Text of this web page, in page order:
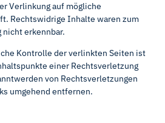
Verlinkung auf mögliche
Rechtswidrige Inhalte waren zum
erkennbar.
Kontrolle der verlinkten Seiten ist
einer Rechtsverletzung
von Rechtsverletzungen
umgehend entfernen.